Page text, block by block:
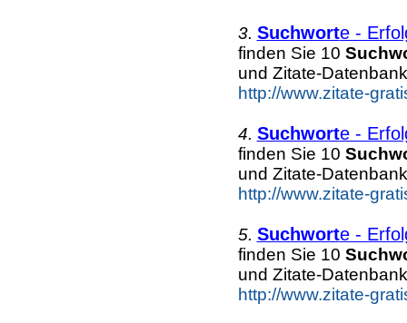
3. Suchworte -
finden Sie 10
und Zitate-
http://www.zitate-
4. Suchworte -
finden Sie 10
und Zitate-
http://www.zitate-
5. Suchworte -
finden Sie 10
und Zitate-
http://www.zitate-